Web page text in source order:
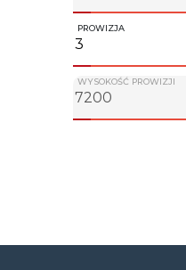
PROWIZJA
WYSOKOŚĆ PROWIZJI